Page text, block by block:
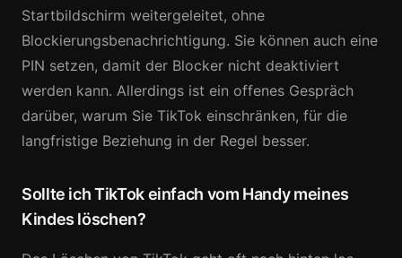
Startbildschirm weitergeleitet, ohne
Blockierungsbenachrichtigung. Sie können auch eine
PIN setzen, damit der Blocker nicht deaktiviert
werden kann. Allerdings ist ein offenes Gespräch
darüber, warum Sie TikTok einschränken, für die
langfristige Beziehung in der Regel besser.
Sollte ich TikTok einfach vom Handy meines
Kindes löschen?